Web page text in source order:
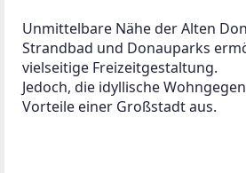
Unmittelbare Nähe der Alten
Strandbad und Donauparks
vielseitige Freizeitgestaltung.
Jedoch, die idyllische
Vorteile einer Großstadt aus.